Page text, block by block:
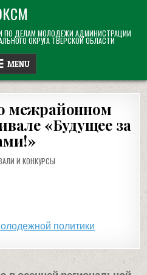
ПО ДЕЛАМ МОЛОДЕЖИ АДМИНИСТРАЦИИ
ОКРУГА ТВЕРСКОЙ ОБЛАСТИ
MENU
межрайонном
«Будущее за
И КОНКУРСЫ
политики